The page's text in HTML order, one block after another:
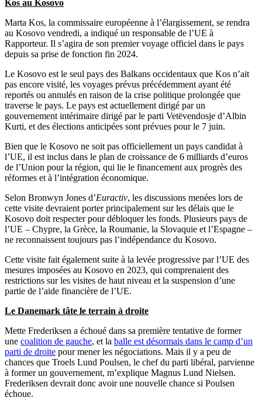
Kos au Kosovo
Marta Kos, la commissaire européenne à l’élargissement, se rendra
au Kosovo vendredi, a indiqué un responsable de l’UE à
Rapporteur. Il s’agira de son premier voyage officiel dans le pays
depuis sa prise de fonction fin 2024.
Le Kosovo est le seul pays des Balkans occidentaux que Kos n’ait
pas encore visité, les voyages prévus précédemment ayant été
reportés ou annulés en raison de la crise politique prolongée que
traverse le pays. Le pays est actuellement dirigé par un
gouvernement intérimaire dirigé par le parti Vetëvendosje d’Albin
Kurti, et des élections anticipées sont prévues pour le 7 juin.
Bien que le Kosovo ne soit pas officiellement un pays candidat à
l’UE, il est inclus dans le plan de croissance de 6 milliards d’euros
de l’Union pour la région, qui lie le financement aux progrès des
réformes et à l’intégration économique.
Selon Bronwyn Jones d’Euractiv, les discussions menées lors de
cette visite devraient porter principalement sur les délais que le
Kosovo doit respecter pour débloquer les fonds. Plusieurs pays de
l’UE – Chypre, la Grèce, la Roumanie, la Slovaquie et l’Espagne –
ne reconnaissent toujours pas l’indépendance du Kosovo.
Cette visite fait également suite à la levée progressive par l’UE des
mesures imposées au Kosovo en 2023, qui comprenaient des
restrictions sur les visites de haut niveau et la suspension d’une
partie de l’aide financière de l’UE.
Le Danemark tâte le terrain à droite
Mette Frederiksen a échoué dans sa première tentative de former
une coalition de gauche, et la balle est désormais dans le camp d’un
parti de droite pour mener les négociations. Mais il y a peu de
chances que Troels Lund Poulsen, le chef du parti libéral, parvienne
à former un gouvernement, m’explique Magnus Lund Nielsen.
Frederiksen devrait donc avoir une nouvelle chance si Poulsen
échoue.